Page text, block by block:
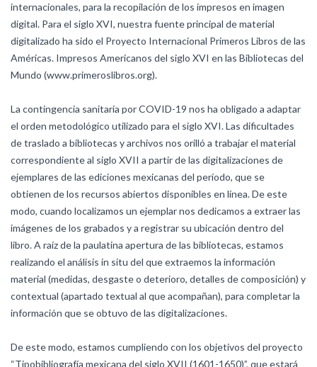
internacionales, para la recopilación de los impresos en imagen
digital. Para el siglo XVI, nuestra fuente principal de material
digitalizado ha sido el Proyecto Internacional Primeros Libros de las
Américas. Impresos Americanos del siglo XVI en las Bibliotecas del
Mundo (www.primeroslibros.org).
La contingencia sanitaria por COVID-19 nos ha obligado a adaptar
el orden metodológico utilizado para el siglo XVI. Las dificultades
de traslado a bibliotecas y archivos nos orilló a trabajar el material
correspondiente al siglo XVII a partir de las digitalizaciones de
ejemplares de las ediciones mexicanas del período, que se
obtienen de los recursos abiertos disponibles en línea. De este
modo, cuando localizamos un ejemplar nos dedicamos a extraer las
imágenes de los grabados y a registrar su ubicación dentro del
libro. A raíz de la paulatina apertura de las bibliotecas, estamos
realizando el análisis in situ del que extraemos la información
material (medidas, desgaste o deterioro, detalles de composición) y
contextual (apartado textual al que acompañan), para completar la
información que se obtuvo de las digitalizaciones.
De este modo, estamos cumpliendo con los objetivos del proyecto
“Tipobibliografía mexicana del siglo XVII (1601-1650)”, que estará